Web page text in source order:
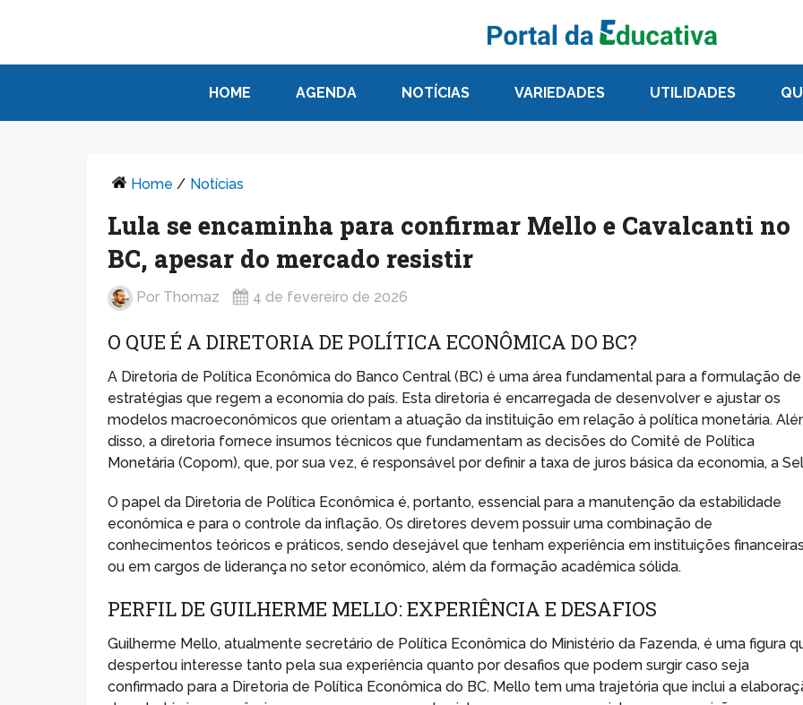
HOME AGENDA NOTÍCIAS VARIEDADES UTILIDADES
Home / Notícias
Lula se encaminha para confirmar Mello e Cavalcanti no
BC, apesar do mercado resistir
Por Thomaz 4 de fevereiro de 2026
O QUE É A DIRETORIA DE POLÍTICA ECONÔMICA DO BC?
A Diretoria de Política Econômica do Banco Central (BC) é uma área fundamental para a formulação de
estratégias que regem a economia do país. Esta diretoria é encarregada de desenvolver e ajustar os
modelos macroeconômicos que orientam a atuação da instituição em relação à política monetária.
disso, a diretoria fornece insumos técnicos que fundamentam as decisões do Comitê de Política
Monetária (Copom), que, por sua vez, é responsável por definir a taxa de juros básica da economia, a
O papel da Diretoria de Política Econômica é, portanto, essencial para a manutenção da estabilidade
econômica e para o controle da inflação. Os diretores devem possuir uma combinação de
conhecimentos teóricos e práticos, sendo desejável que tenham experiência em instituições
ou em cargos de liderança no setor econômico, além da formação acadêmica sólida.
PERFIL DE GUILHERME MELLO: EXPERIÊNCIA E DESAFIOS
Guilherme Mello, atualmente secretário de Política Econômica do Ministério da Fazenda, é uma figura
despertou interesse tanto pela sua experiência quanto por desafios que podem surgir caso seja
confirmado para a Diretoria de Política Econômica do BC. Mello tem uma trajetória que inclui a